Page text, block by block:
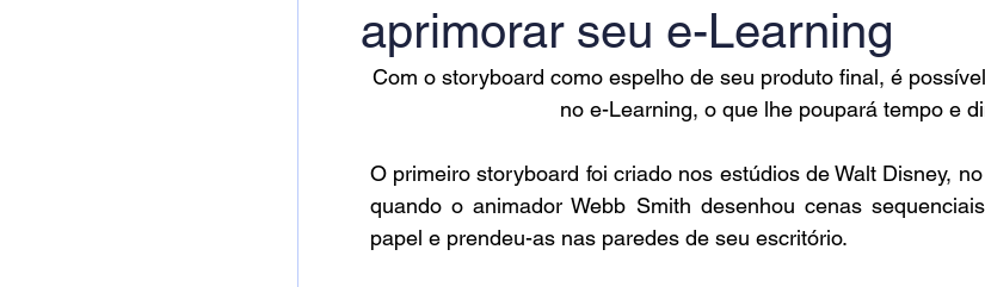
Responsabilidade Social
aprimorar seu e-Learning
Com o storyboard como espelho de seu produto final, é
no e-Learning, o que lhe poupará tempo e
O primeiro storyboard foi criado nos estúdios de Walt Disney,
quando o animador Webb Smith desenhou cenas
papel e prendeu-as nas paredes de seu escritório.